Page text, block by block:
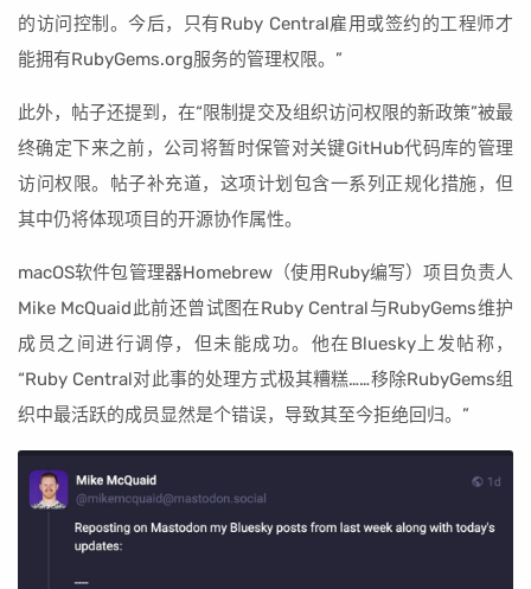
的访问控制。今后，只有Ruby Central雇用或签约的工程师才
能拥有RubyGems.org服务的管理权限。”
此外，帖子还提到，在“限制提交及组织访问权限的新政策”被最
终确定下来之前，公司将暂时保管对关键GitHub代码库的管理
访问权限。帖子补充道，这项计划包含一系列正规化措施，但
其中仍将体现项目的开源协作属性。
macOS软件包管理器Homebrew（使用Ruby编写）项目负责人
Mike McQuaid此前还曾试图在Ruby Central与RubyGems维护
成员之间进行调停，但未能成功。他在Bluesky上发帖称，
“Ruby Central对此事的处理方式极其糟糕……移除RubyGems组
织中最活跃的成员显然是个错误，导致其至今拒绝回归。”